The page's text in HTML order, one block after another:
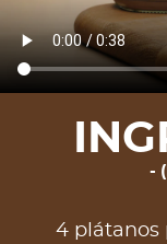
4 plátanos